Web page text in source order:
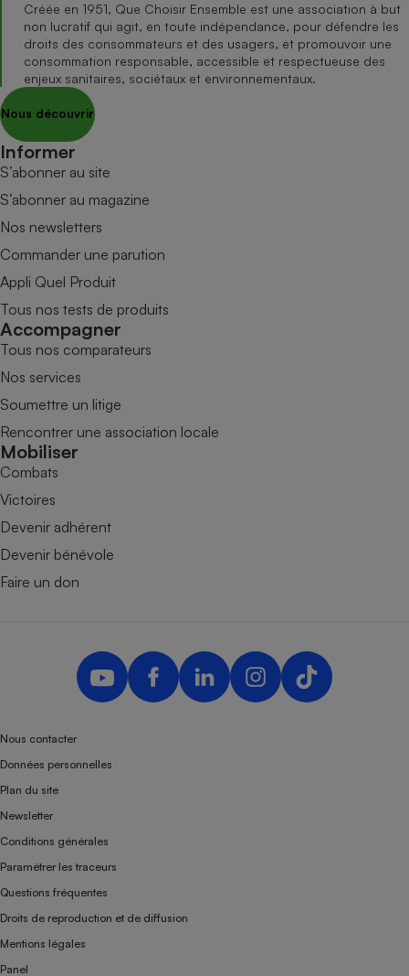
Créée en 1951, Que Choisir Ensemble est une association à but
non lucratif qui agit, en toute indépendance, pour défendre les
droits des consommateurs et des usagers, et promouvoir une
consommation responsable, accessible et respectueuse des
enjeux sanitaires, sociétaux et environnementaux.
Nous découvrir
Informer
S’abonner au site
S’abonner au magazine
Nos newsletters
Commander une parution
Appli Quel Produit
Tous nos tests de produits
Accompagner
Tous nos comparateurs
Nos services
Soumettre un litige
Rencontrer une association locale
Mobiliser
Combats
Victoires
Devenir adhérent
Devenir bénévole
Faire un don
Nous contacter
Données personnelles
Plan du site
Newsletter
Conditions générales
Paramétrer les traceurs
Questions fréquentes
Droits de reproduction et de diffusion
Mentions légales
Panel